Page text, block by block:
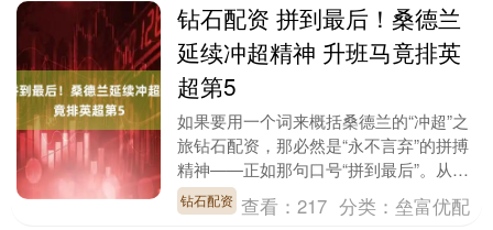
钻石配资 拼到最后！桑德兰
延续冲超精神 升班马竟排英
超第5
如果要用一个词来概括桑德兰的“冲超”之
旅钻石配资，那必然是“永不言弃”的拼搏
精神——正如那句口号“拼到最后”。从马
延达在考文垂客场第88分钟抓住范艾维克
鲁莽回传....
钻石配资 查看：217 分类： 垒富优配